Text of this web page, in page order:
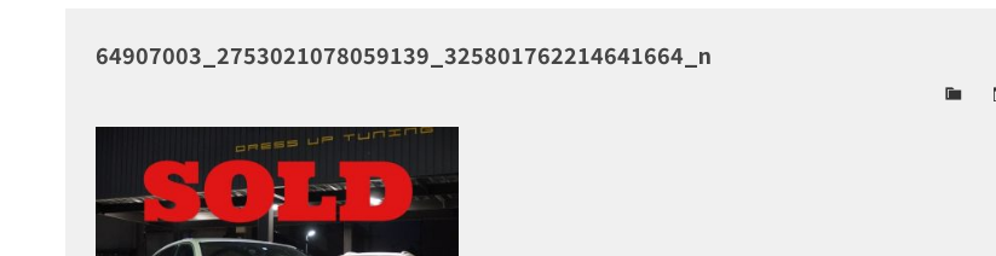
64907003_2753021078059139_325801762214641664_n